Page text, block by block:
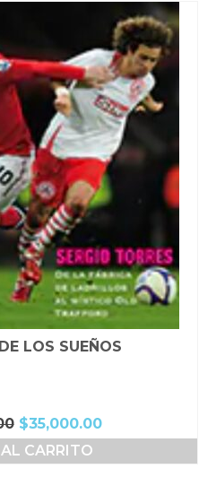
$35,500.00.
LOS SUEÑOS
El
precio
original
$35,000.00El
precio
CARRITO